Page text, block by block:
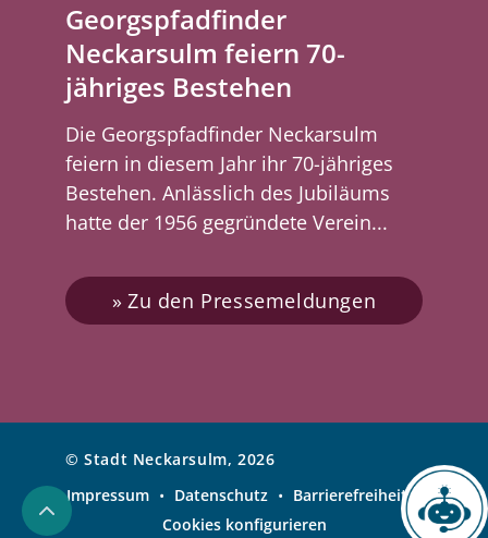
Georgspfadfinder
Neckarsulm feiern 70-
jähriges Bestehen
Die Georgspfadfinder Neckarsulm
feiern in diesem Jahr ihr 70-jähriges
Bestehen. Anlässlich des Jubiläums
hatte der 1956 gegründete Verein...
Zu den Pressemeldungen
© Stadt Neckarsulm, 2026
Impressum • Datenschutz • Barrierefreiheit
Cookies konfigurieren
Chatbot